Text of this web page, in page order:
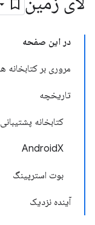
در این صفحه
مروری بر کتابخانه
تاریخچه
کتابخانه
AndroidX
بوت استرپینگ
آینده نزدیک